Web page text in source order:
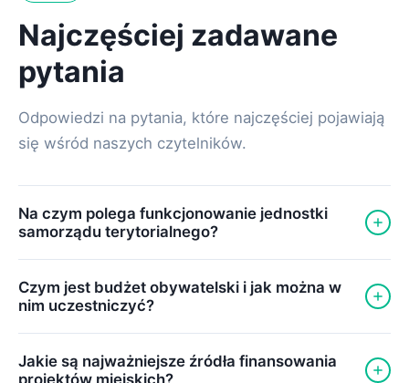
Najczęściej zadawane
pytania
Odpowiedzi na pytania, które najczęściej pojawiają
się wśród naszych czytelników.
Na czym polega funkcjonowanie jednostki
samorządu terytorialnego?
publiczne na rzecz mieszkańców, zarządzają lokalnym
budżetem i dbają o rozwój regionu. Ich działalność
opiera się na przepisach prawa i zasadach
samorządności.
Czym jest budżet obywatelski i jak można w
nim uczestniczyć?
miasta, o której przeznaczeniu decydują mieszkańcy
Jakie są najważniejsze źródła finansowania